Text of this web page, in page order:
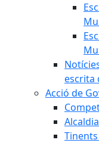
escrita
Acció de
Alcaldia